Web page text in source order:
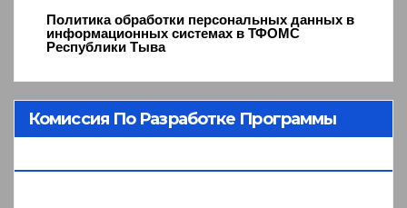
Политика обработки персональных данных в
информационных системах в ТФОМС
Республики Тыва
Комиссия По Разработке Программы